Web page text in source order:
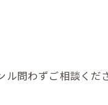
問わずご相談くだ